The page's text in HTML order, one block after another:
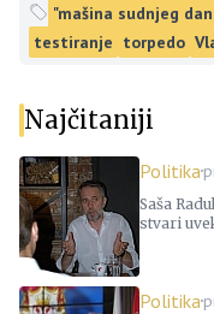
"mašina sudnjeg
testiranje torpedo
Najčitaniji
Politika
Saša
stvari
Politika